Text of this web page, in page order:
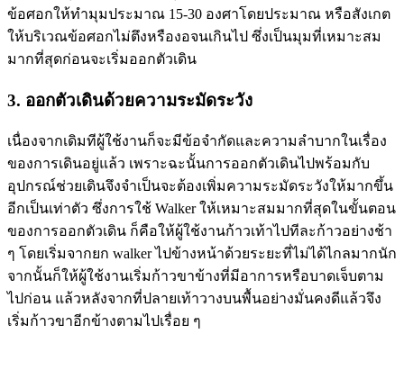
ข้อศอกให้ทำมุมประมาณ 15-30 องศาโดยประมาณ หรือสังเกต
ให้บริเวณข้อศอกไม่ตึงหรืองอจนเกินไป ซึ่งเป็นมุมที่เหมาะสม
มากที่สุดก่อนจะเริ่มออกตัวเดิน
3. ออกตัวเดินด้วยความระมัดระวัง
เนื่องจากเดิมทีผู้ใช้งานก็จะมีข้อจำกัดและความลำบากในเรื่อง
ของการเดินอยู่แล้ว เพราะฉะนั้นการออกตัวเดินไปพร้อมกับ
อุปกรณ์ช่วยเดินจึงจำเป็นจะต้องเพิ่มความระมัดระวังให้มากขึ้น
อีกเป็นเท่าตัว ซึ่งการใช้ Walker ให้เหมาะสมมากที่สุดในขั้นตอน
ของการออกตัวเดิน ก็คือให้ผู้ใช้งานก้าวเท้าไปทีละก้าวอย่างช้า
ๆ โดยเริ่มจากยก walker ไปข้างหน้าด้วยระยะที่ไม่ได้ไกลมากนัก
จากนั้นก็ให้ผู้ใช้งานเริ่มก้าวขาข้างที่มีอาการหรือบาดเจ็บตาม
ไปก่อน แล้วหลังจากที่ปลายเท้าวางบนพื้นอย่างมั่นคงดีแล้วจึง
เริ่มก้าวขาอีกข้างตามไปเรื่อย ๆ